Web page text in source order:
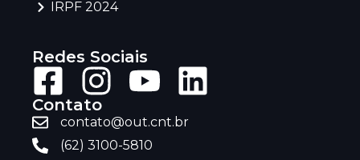
IRPF 2024
Redes Sociais
Contato
contato@out.cnt.br
(62) 3100-5810